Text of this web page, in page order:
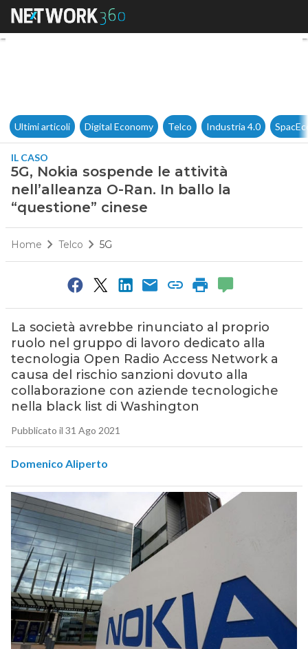
5G, Nokia sospende le
Ultimi articoli Digital Economy Telco Industria 4.0
IL CASO
5G, Nokia sospende le attività
nell’alleanza O-Ran. In ballo la
“questione” cinese
Home Telco 5G
La società avrebbe rinunciato al proprio
ruolo nel gruppo di lavoro dedicato alla
tecnologia Open Radio Access Network a
causa del rischio sanzioni dovuto alla
collaborazione con aziende tecnologiche
nella black list di Washington
Pubblicato il 31 Ago 2021
Domenico Aliperto